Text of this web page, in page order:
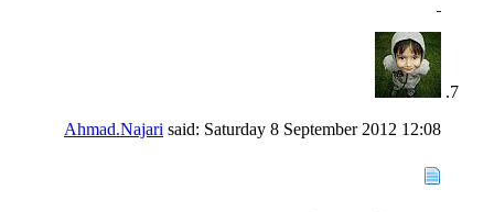
Ahmad.Najari said: Saturday 8 September 2012 12:08